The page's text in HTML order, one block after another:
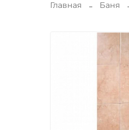
Главная Баня